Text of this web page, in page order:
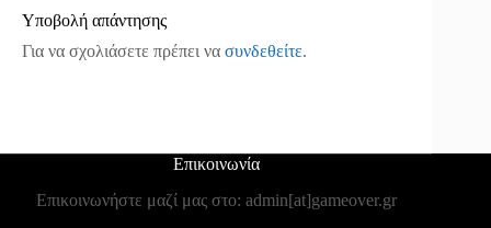
Υποβολή απάντησης
Για να σχολιάσετε πρέπει να συνδεθείτε.
Επικοινωνία
Επικοινωνήστε μαζί μας στο: admin[at]gameover.gr